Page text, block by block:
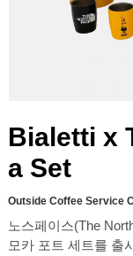
Bialetti x
a Set
Outside Coffee Service
노스페이스(The
모카 포트 세트를 출